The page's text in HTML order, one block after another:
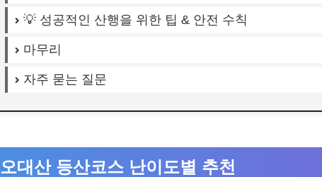
💡 성공적인 산행을 위한 팁 & 안전 수칙
마무리
자주 묻는 질문
오대산 등산코스 난이도별 추천